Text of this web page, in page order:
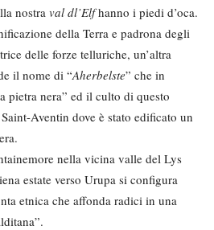
nostra val dl’Elfhanno i piedi d’oca.
della Terra e padrona degli
delle forze telluriche, un’altra
il nome di “Aherbelste” che in
pietra nera” ed il culto di questo
Aventin dove è stato edificato un
nella vicina valle del Lys
estate verso Urupa si configura
etnica che affonda radici in una